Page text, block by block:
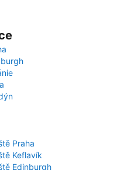
Praha
Keflavík
Edinburgh